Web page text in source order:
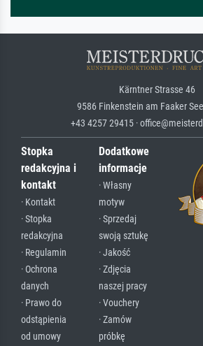
Kärntner Strasse 46
9586 Finkenstein am Faaker
+43 4257 29415 ·
Stopka
redakcyjna i
kontakt
· Kontakt
· Stopka
redakcyjna
· Regulamin
· Ochrona
danych
· Prawo do
odstąpienia
od umowy
Dodatkowe
informacje
· Własny
motyw
· Sprzedaj
swoją sztukę
· Jakość
· Zdjęcia
naszej pracy
· Vouchery
· Zamów
próbkę